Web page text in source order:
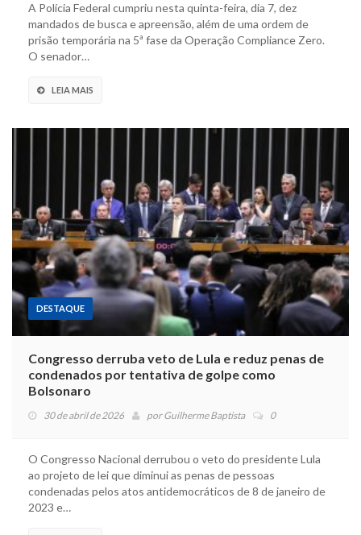
A Polícia Federal cumpriu nesta quinta-feira, dia 7, dez
mandados de busca e apreensão, além de uma ordem de
prisão temporária na 5ª fase da Operação Compliance Zero.
O senador…
LEIA MAIS
DESTAQUE
Congresso derruba veto de Lula e reduz penas de
condenados por tentativa de golpe como
Bolsonaro
30 de abril de 2026 porGuilherme Baptista 0
O Congresso Nacional derrubou o veto do presidente Lula
ao projeto de lei que diminui as penas de pessoas
condenadas pelos atos antidemocráticos de 8 de janeiro de
2023 e…